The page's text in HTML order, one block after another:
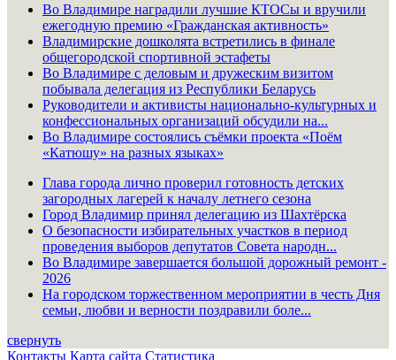
Во Владимире наградили лучшие КТОСы и вручили
ежегодную премию «Гражданская активность»
Владимирские дошколята встретились в финале
общегородской спортивной эстафеты
Во Владимире с деловым и дружеским визитом
побывала делегация из Республики Беларусь
Руководители и активисты национально-культурных и
конфессиональных организаций обсудили на...
Во Владимире состоялись съёмки проекта «Поём
«Катюшу» на разных языках»
Глава города лично проверил готовность детских
загородных лагерей к началу летнего сезона
Город Владимир принял делегацию из Шахтёрска
О безопасности избирательных участков в период
проведения выборов депутатов Совета народн...
Во Владимире завершается большой дорожный ремонт -
2026
На городском торжественном мероприятии в честь Дня
семьи, любви и верности поздравили боле...
свернуть
Контакты Карта сайта Статистика